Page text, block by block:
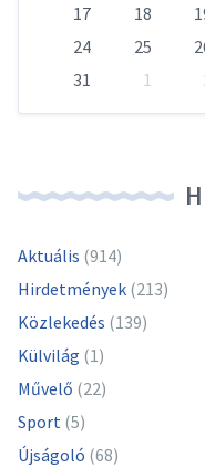
17
18
24
25
31
1
Aktuális (914)
Hirdetmények (213)
Közlekedés (139)
Külvilág (1)
Művelő (22)
Sport (5)
Újságoló (68)